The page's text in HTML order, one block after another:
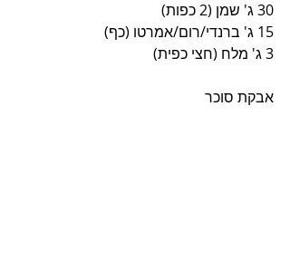
30 ג' שמן (2 כפות)
15 ג' ברנדי/רום/אמרטו (כף)
3 ג' מלח (חצי כפית)
אבקת סוכר